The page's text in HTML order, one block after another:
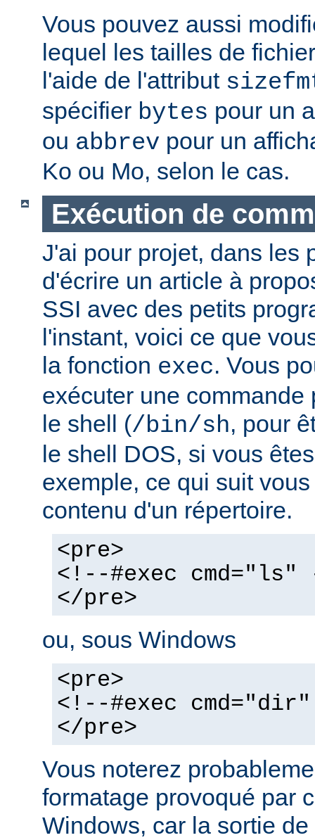
Vous pouvez aussi
lequel les tailles de
l'aide de l'attribut
spécifier bytes pour un
ou abbrev pour un
Ko ou Mo, selon le cas.
Exécution de
J'ai pour projet, dans les
d'écrire un article à
SSI avec des petits
l'instant, voici ce que
la fonction exec. Vous
exécuter une commande
le shell (/bin/sh, pour
le shell DOS, si vous
exemple, ce qui suit
contenu d'un répertoire.
<pre>
<!--#exec cmd="ls"
</pre>
ou, sous Windows
<pre>
<!--#exec
</pre>
Vous noterez
formatage provoqué par
Windows, car la sortie de